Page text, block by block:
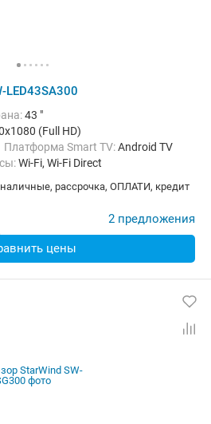
LED43SA300
43 "
(Full HD)
Платформа Smart TV:Android TV
Wi-Fi, Wi-Fi Direct
наличные, рассрочка, ОПЛАТИ, кредит
2 предложения
цены